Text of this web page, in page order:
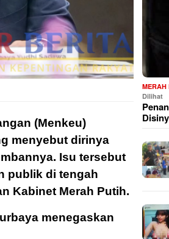
(Menkeu)
menyebut dirinya
Isu tersebut
publik di tengah
Kabinet Merah Putih.
menegaskan
MERAH
Dilihat